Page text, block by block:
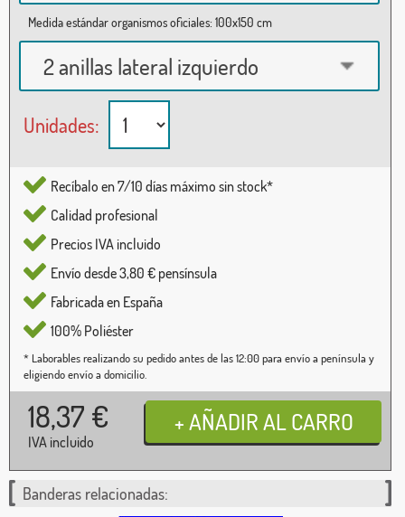
Medida estándar organismos oficiales: 100x150 cm
2 anillas lateral izquierdo
Unidades:
Recíbalo en 7/10 días máximo sin stock*
Calidad profesional
Precios IVA incluido
Envío desde 3,80 € pensínsula
Fabricada en España
100% Poliéster
* Laborables realizando su pedido antes de las 12:00 para envío a península y
eligiendo envío a domicilio.
18,37 €
IVA incluido
Banderas relacionadas: